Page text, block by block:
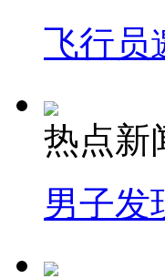
飞行员
热点新
男子发